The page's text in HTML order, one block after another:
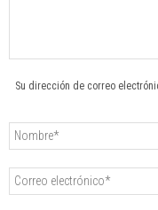
Su dirección de correo